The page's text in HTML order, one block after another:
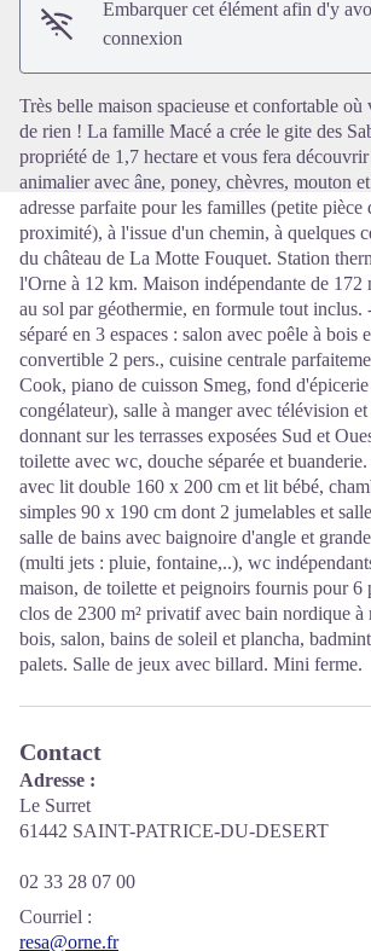
Embarquer cet élément afin d'y
connexion
Très belle maison spacieuse et confortable où
de rien ! La famille Macé a crée le gite des
propriété de 1,7 hectare et vous fera
animalier avec âne, poney, chèvres, mouton
adresse parfaite pour les familles (petite pièce
proximité), à l'issue d'un chemin, à quelques
du château de La Motte Fouquet. Station
l'Orne à 12 km. Maison indépendante de 172
au sol par géothermie, en formule tout inclus.
séparé en 3 espaces : salon avec poêle à bois
convertible 2 pers., cuisine centrale
Cook, piano de cuisson Smeg, fond d'épicerie
congélateur), salle à manger avec télévision
donnant sur les terrasses exposées Sud et
toilette avec wc, douche séparée et
avec lit double 160 x 200 cm et lit bébé,
simples 90 x 190 cm dont 2 jumelables et
salle de bains avec baignoire d'angle et
(multi jets : pluie, fontaine,..), wc
maison, de toilette et peignoirs fournis pour 6
clos de 2300 m² privatif avec bain nordique à
bois, salon, bains de soleil et plancha,
palets. Salle de jeux avec billard. Mini ferme.
Contact
Adresse :
Le Surret
61442 SAINT-PATRICE-DU-DESERT
02 33 28 07 00
Courriel :
resa@orne.fr